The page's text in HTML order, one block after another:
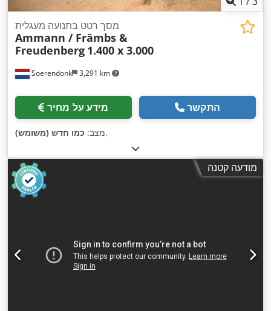
Soerendonk 3,291 km
מסך רטט בתנועה מעגלית
Ammann / Främbs &
Freudenberg 1.400 x 3.000
מידע על מחיר התקשר
מצב: כמו חדש (משומש) ,
מודעה קטנה